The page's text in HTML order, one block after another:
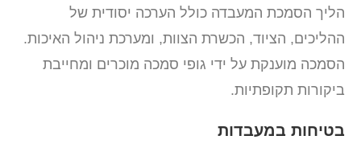
הליך הסמכת המעבדה כולל הערכה יסודית של
ההליכים, הציוד, הכשרת הצוות, ומערכת ניהול האיכות.
הסמכה מוענקת על ידי גופי סמכה מוכרים ומחייבת
ביקורות תקופתיות.
בטיחות במעבדות